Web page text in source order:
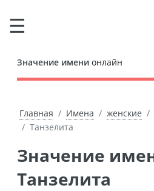
Значение имени онлайн
Главная Имена женские
Танзелита
Значение имени
Танзелита